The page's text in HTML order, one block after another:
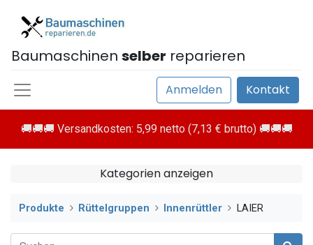
Baumaschinen selber reparieren
Anmelden Kontakt
🚚🚚🚚 Versandkosten: 5,99 netto (7,13 € brutto) 🚚🚚🚚
Kategorien anzeigen
Produkte Rüttelgruppen Innenrüttler LAIER